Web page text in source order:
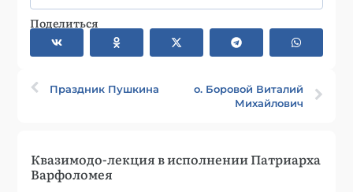
Поделиться
Праздник Пушкина
о. Боровой Виталий
Михайлович
Квазимодо-лекция в исполнении Патриарха
Варфоломея